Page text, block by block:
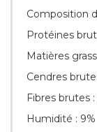
Composition
Protéines
Matières
Cendres
Fibres brutes :
Humidité : 9%